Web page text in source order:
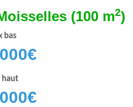
(100 m2)
bas
€
haut
€